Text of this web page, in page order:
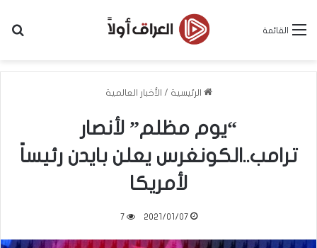
القائمة
الرئيسية / الأخبار العالمية
“يوم مظلم” لأنصار
ترامب..الكونغرس يعلن بايدن رئيساً
لأمريكا
2021/01/07
7